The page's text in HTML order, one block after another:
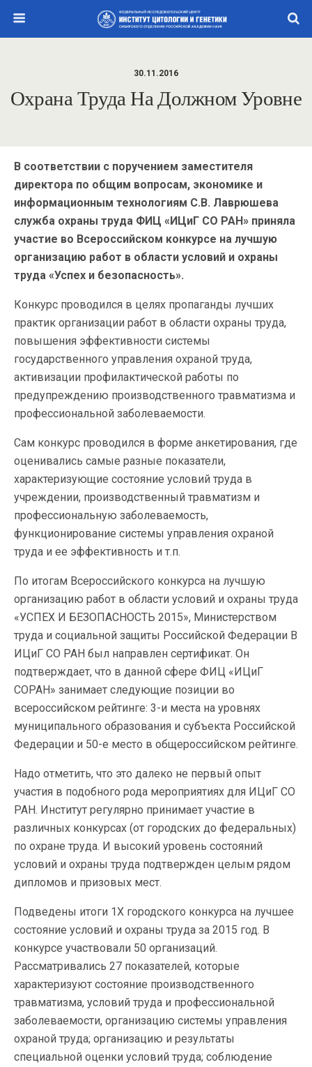
30.11.2016
Охрана Труда На Должном Уровне
В соответствии с поручением заместителя
директора по общим вопросам, экономике и
информационным технологиям С.В. Лаврюшева
служба охраны труда ФИЦ «ИЦиГ СО РАН» приняла
участие во Всероссийском конкурсе на лучшую
организацию работ в области условий и охраны
труда «Успех и безопасность».
Конкурс проводился в целях пропаганды лучших
практик организации работ в области охраны труда,
повышения эффективности системы
государственного управления охраной труда,
активизации профилактической работы по
предупреждению производственного травматизма и
профессиональной заболеваемости.
Сам конкурс проводился в форме анкетирования, где
оценивались самые разные показатели,
характеризующие состояние условий труда в
учреждении, производственный травматизм и
профессиональную заболеваемость,
функционирование системы управления охраной
труда и ее эффективность и т.п.
По итогам Всероссийского конкурса на лучшую
организацию работ в области условий и охраны труда
«УСПЕХ И БЕЗОПАСНОСТЬ 2015», Министерством
труда и социальной защиты Российской Федерации В
ИЦиГ СО РАН был направлен сертификат. Он
подтверждает, что в данной сфере ФИЦ «ИЦиГ
СОРАН» занимает следующие позиции во
всероссийском рейтинге: 3-и места на уровнях
муниципального образования и субъекта Российской
Федерации и 50-е место в общероссийском рейтинге.
Надо отметить, что это далеко не первый опыт
участия в подобного рода мероприятиях для ИЦиГ СО
РАН. Институт регулярно принимает участие в
различных конкурсах (от городских до федеральных)
по охране труда. И высокий уровень состояний
условий и охраны труда подтвержден целым рядом
дипломов и призовых мест.
Подведены итоги 1X городского конкурса на лучшее
состояние условий и охраны труда за 2015 год. В
конкурсе участвовали 50 организаций.
Рассматривались 27 показателей, которые
характеризуют состояние производственного
травматизма, условий труда и профессиональной
заболеваемости, организацию системы управления
охраной труда; организацию и результаты
специальной оценки условий труда; соблюдение